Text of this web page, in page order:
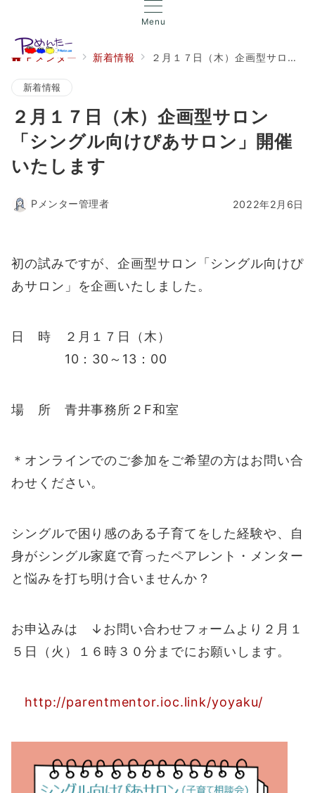
Menu
Ｐメンター 新着情報 ２月１７日（木）企画型サロン「シングル向けぴあサロン」開催いたします
新着情報
２月１７日（木）企画型サロン
「シングル向けぴあサロン」開催
いたします
2022年2月6日
Pメンター管理者
初の試みですが、企画型サロン「シングル向けぴ
あサロン」を企画いたしました。
日 時 ２月１７日（木）
10：30～13：00
場 所 青井事務所２F和室
＊オンラインでのご参加をご希望の方はお問い合
わせください。
シングルで困り感のある子育てをした経験や、自
身がシングル家庭で育ったペアレント・メンター
と悩みを打ち明け合いませんか？
お申込みは ↓お問い合わせフォームより２月１
５日（火）１６時３０分までにお願いします。
http://parentmentor.ioc.link/yoyaku/